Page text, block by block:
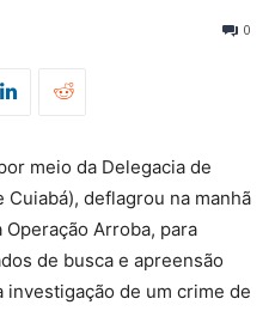
0
meio da Delegacia de
Cuiabá), deflagrou na manhã
Arroba, para
de busca e apreensão
de um crime de